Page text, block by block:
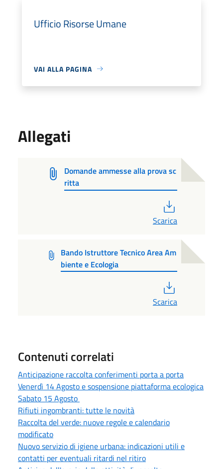
Ufficio Risorse Umane
VAI ALLA PAGINA
Allegati
Domande ammesse alla prova sc
ritta
Scarica
Bando Istruttore Tecnico Area Am
biente e Ecologia
Scarica
Contenuti correlati
Anticipazione raccolta conferimenti porta a porta
Venerdì 14 Agosto e sospensione piattaforma ecologica
Sabato 15 Agosto
Rifiuti ingombranti: tutte le novità
Raccolta del verde: nuove regole e calendario
modificato
Nuovo servizio di igiene urbana: indicazioni utili e
contatti per eventuali ritardi nel ritiro